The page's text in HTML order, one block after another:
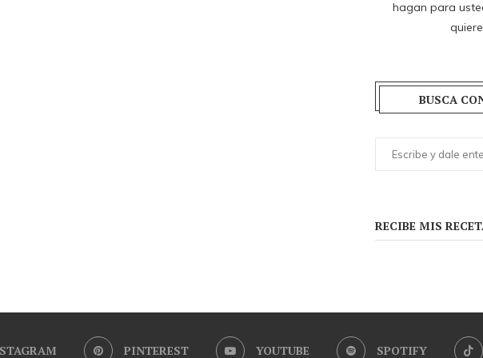
hagan para
BUSCA
RECIBE MIS
PINTEREST YOUTUBE SPOTIFY